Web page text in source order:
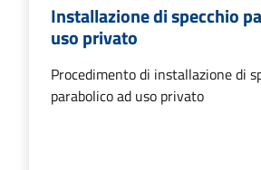
Installazione di specchio
uso privato
Procedimento di installazione di
parabolico ad uso privato